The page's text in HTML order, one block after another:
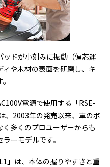
ドが小刻みに振動（偏芯運
や木材の表面を研磨し、キ
電源で使用する「RSE-
、2003年の発売以来、車のボ
多くのプロユーザーからも
ーモデルです。
」は、本体の握りやすさと重